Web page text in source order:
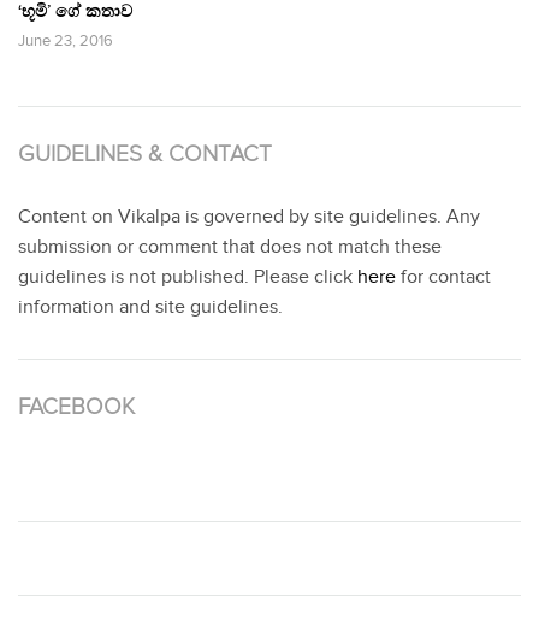
‘භූමි’ ගේ කතාව
June 23, 2016
GUIDELINES & CONTACT
Content on Vikalpa is governed by site guidelines. Any
submission or comment that does not match these
guidelines is not published. Please click here for contact
information and site guidelines.
FACEBOOK